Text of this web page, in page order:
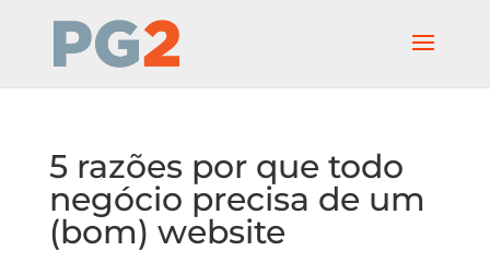
5 razões por que todo
negócio precisa de um
(bom) website